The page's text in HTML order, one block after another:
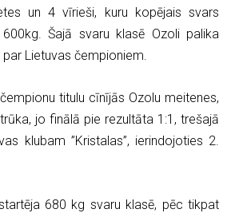
un 4 vīrieši, kuru kopējais svars
Šajā svaru klasē Ozoli palika
Lietuvas čempioniem.
titulu cīnījās Ozolu meitenes,
jo finālā pie rezultāta 1:1, trešajā
klubam ”Kristalas”, ierindojoties 2.
680 kg svaru klasē, pēc tikpat